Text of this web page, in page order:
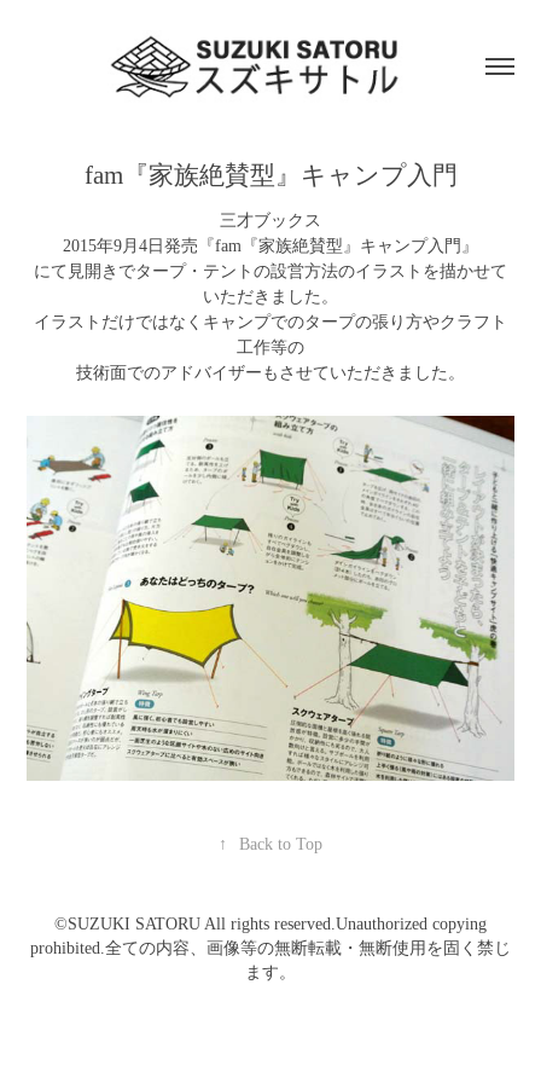
fam『家族絶賛型』キャンプ入門
三才ブックス
2015年9月4日発売『fam『家族絶賛型』キャンプ入門』
にて見開きでタープ・テントの設営方法のイラストを描かせて
いただきました。
イラストだけではなくキャンプでのタープの張り方やクラフト
工作等の
技術面でのアドバイザーもさせていただきました。
↑ Back to Top
©️SUZUKI SATORU All rights reserved.Unauthorized copying
prohibited.全ての内容、画像等の無断転載・無断使用を固く禁じ
ます。